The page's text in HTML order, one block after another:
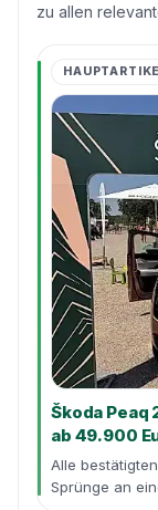
zu allen
Škoda Peaq
ab 49.900
Alle
Sprünge an